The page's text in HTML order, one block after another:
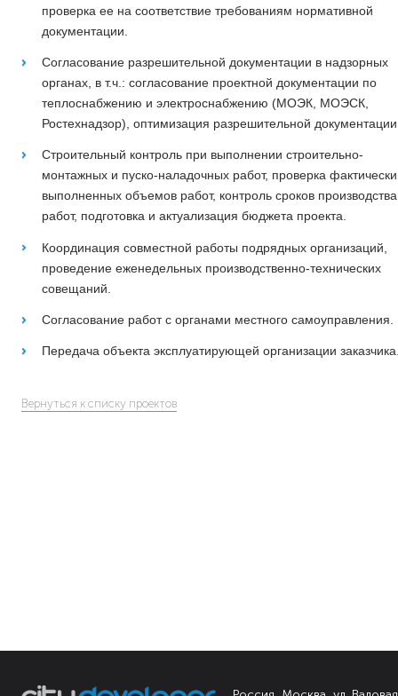
проверка ее на соответствие требованиям нормативной
документации.
Согласование разрешительной документации в надзорных
органах, в т.ч.: согласование проектной документации по
теплоснабжению и электроснабжению (МОЭК, МОЭСК,
Ростехнадзор), оптимизация разрешительной
Строительный контроль при выполнении строительно-
монтажных и пуско-наладочных работ, проверка фактически
выполненных объемов работ, контроль сроков производства
работ, подготовка и актуализация бюджета проекта.
Координация совместной работы подрядных организаций,
проведение еженедельных производственно-технических
совещаний.
Согласование работ с органами местного самоуправления.
Передача объекта эксплуатирующей организации
Вернуться к списку проектов